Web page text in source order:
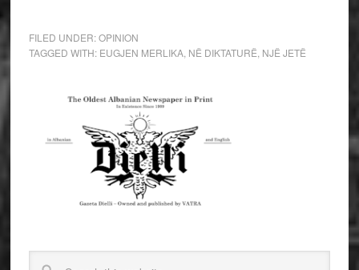
FILED UNDER:OPINION
TAGGED WITH: EUGJEN MERLIKA, NË DIKTATURË NJË JETË